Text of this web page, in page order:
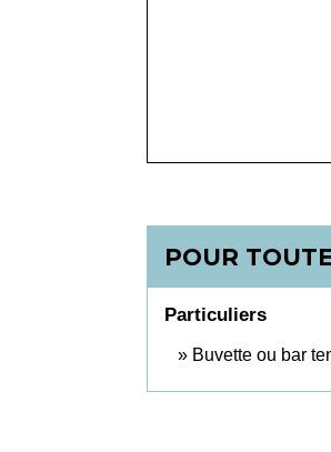
POUR
Particuliers
Buvette ou bar